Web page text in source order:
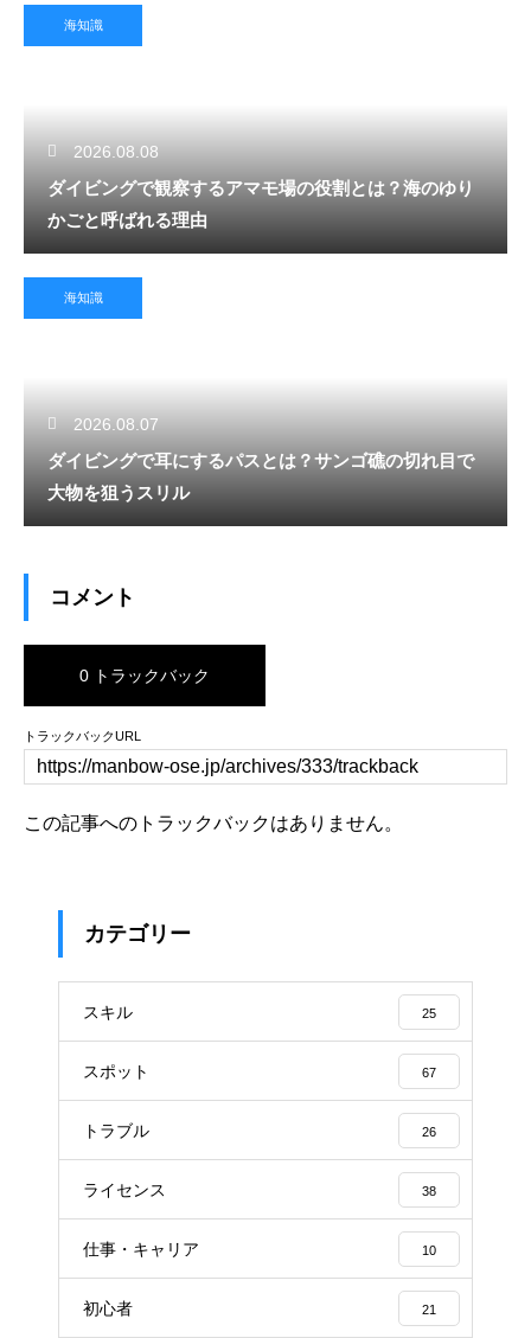
海知識
2026.08.08
ダイビングで観察するアマモ場の役割とは？海のゆり
かごと呼ばれる理由
海知識
2026.08.07
ダイビングで耳にするパスとは？サンゴ礁の切れ目で
大物を狙うスリル
コメント
0 トラックバック
トラックバックURL
この記事へのトラックバックはありません。
カテゴリー
スキル 25
スポット 67
トラブル 26
ライセンス 38
仕事・キャリア 10
初心者 21